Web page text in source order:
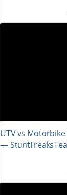
UTV vs Motorbike
―